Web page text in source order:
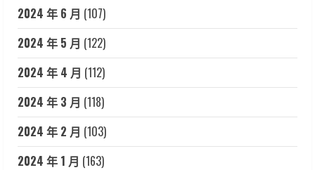
2024 年 6 月 (107)
2024 年 5 月 (122)
2024 年 4 月 (112)
2024 年 3 月 (118)
2024 年 2 月 (103)
2024 年 1 月 (163)